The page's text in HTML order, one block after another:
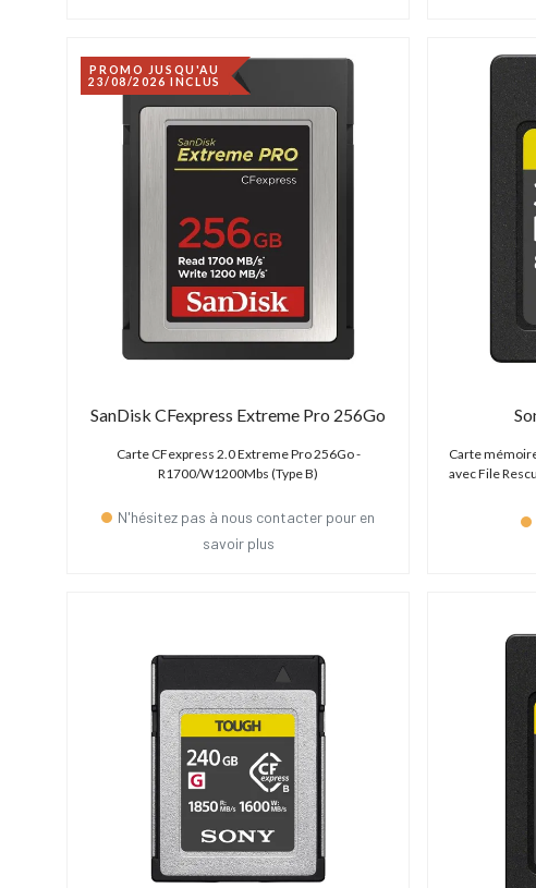
PROMO JUSQU'AU
23/08/2026 INCLUS
SanDisk CFexpress Extreme Pro 256Go
Carte CFexpress 2.0 Extreme Pro 256Go -
R1700/W1200Mbs (Type B)
N'hésitez pas à nous contacter pour en
savoir plus
Carte
avec File